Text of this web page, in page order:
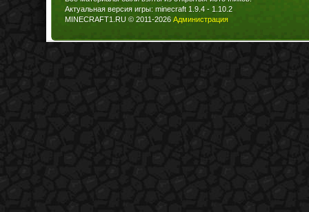
Актуальная версия игры: minecraft 1.9.4 - 1.10.2
MINECRAFT1.RU © 2011-2026 Администрация